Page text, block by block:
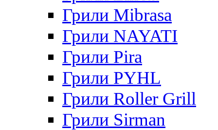
Грили Mibrasa
Грили NAYATI
Грили Pira
Грили PYHL
Грили Roller Grill
Грили Sirman